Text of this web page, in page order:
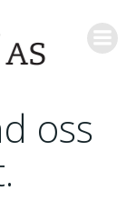
oss